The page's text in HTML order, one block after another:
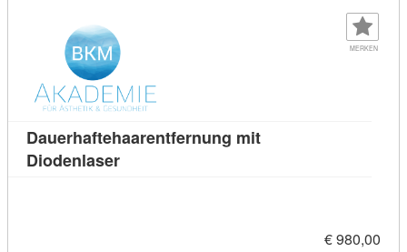
MERKEN
Dauerhaftehaarentfernung mit
DiodenlaserKursdetail: Dauerhaftehaarentfernung
€ 980,00